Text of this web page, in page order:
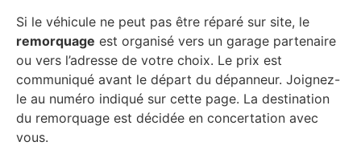
Si le véhicule ne peut pas être réparé sur site, le
remorquage est organisé vers un garage partenaire
ou vers l’adresse de votre choix. Le prix est
communiqué avant le départ du dépanneur. Joignez-
le au numéro indiqué sur cette page. La destination
du remorquage est décidée en concertation avec
vous.